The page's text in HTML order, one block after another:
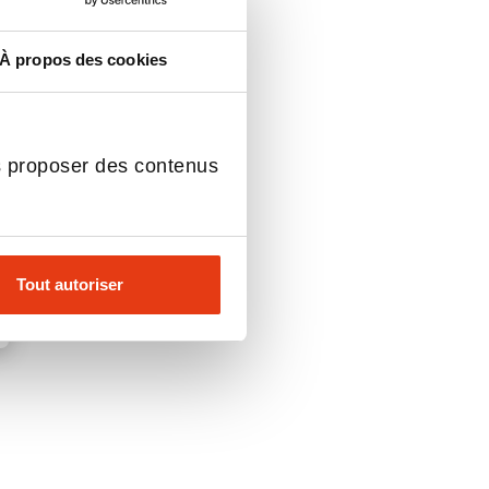
À propos des cookies
des contenus
Tout autoriser